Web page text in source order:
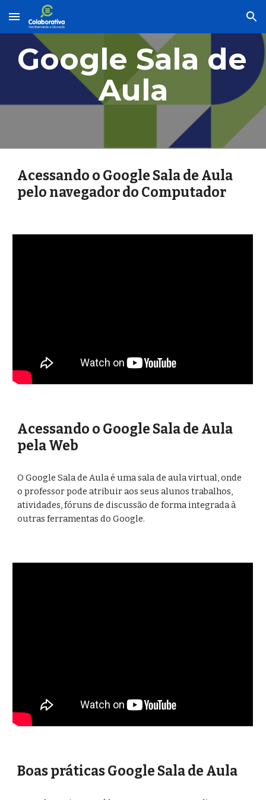
Skip to main content Skip to navigation
Google Sala de
Aula
Acessando o Google Sala de Aula
pelo navegador do Computador
Acessando o Google Sala de Aula
pela Web
O Google Sala de Aula é uma sala de aula virtual, onde
o professor pode atribuir aos seus alunos trabalhos,
atividades, fóruns de discussão de forma integrada à
outras ferramentas do Google.
Boas práticas Google Sala de Aula